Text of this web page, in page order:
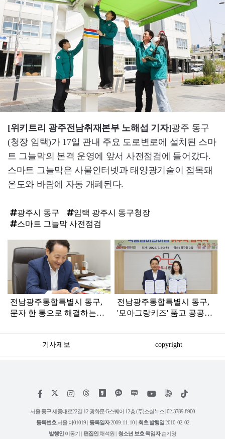
[위키트리 광주전남취재본부 노해섭 기자]광주 동구
(청장 임택)가 17일 관내 주요 도로변로에 설치된 스마
트 그늘막의 본격 운영에 앞서 사전점검에 들어갔다.
스마트 그늘막은 사물인터넷과 태양광기술이 접목돼
온도와 바람에 자동 개폐된다.
광주시 동구
임택 광주시 동구청장
스마트 그늘막 사전점검
라
인
전남광주통합특별시 동구,
문자 한 통으로 해결하는
전남광주통합특별시 동구,
'모아그랑키즈' 품고 공공보
기사제보 copyright
페
스
인
타
램
위
트
유
튜
틱
서울 중구 세종대로22길 12 광화문 G스퀘어 12층 (주)소셜뉴스 | 02-3789-8900
등록번호 서울 아01019 | 등록일자2009. 11. 10 | 최초 발행일 2010. 02. 02
발행인 이동기 | 편집인 채석원 | 청소년 보호 책임자손기영